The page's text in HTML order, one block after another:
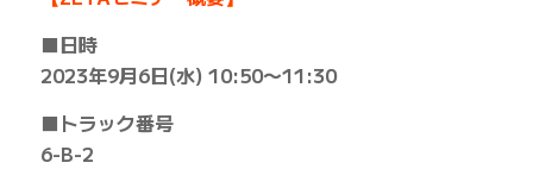
■日時
2023年9月6日(水) 10:50〜11:30
■トラック番号
6-B-2